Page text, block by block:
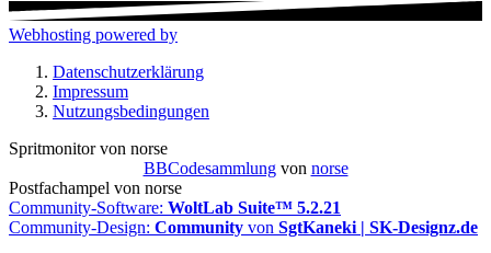
Webhosting powered by
Datenschutzerklärung
Impressum
Nutzungsbedingungen
Spritmonitor von norse
BBCodesammlungvon norse
Postfachampel von norse
Community-Software: WoltLab Suite™ 5.2.21
Community-Design: Community von SgtKaneki | SK-Designz.de